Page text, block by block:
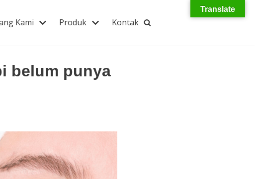
Kami Produk Kontak
belum punya
Translate